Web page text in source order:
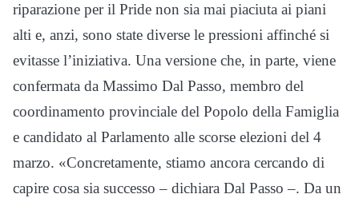
riparazione per il Pride non sia mai piaciuta ai piani
alti e, anzi, sono state diverse le pressioni affinché si
evitasse l’iniziativa. Una versione che, in parte, viene
confermata da Massimo Dal Passo, membro del
coordinamento provinciale del Popolo della Famiglia
e candidato al Parlamento alle scorse elezioni del 4
marzo. «Concretamente, stiamo ancora cercando di
capire cosa sia successo – dichiara Dal Passo –. Da un